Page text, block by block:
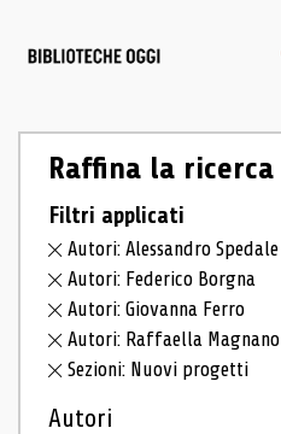
Raffina la ricerca
Filtri applicati
Autori: Alessandro Spedale
Autori: Federico Borgna
Autori: Giovanna Ferro
Autori: Raffaella Magnano
Sezioni: Nuovi progetti
Autori